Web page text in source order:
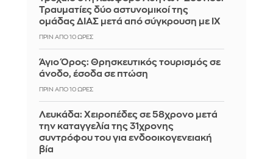
Τραυματίες δύο αστυνομικοί της
ομάδας ΔΙΑΣ μετά από σύγκρουση με ΙΧ
ΠΡΙΝ ΑΠΌ 10 ΏΡΕΣ
Άγιο Όρος: Θρησκευτικός τουρισμός σε
άνοδο, έσοδα σε πτώση
ΠΡΙΝ ΑΠΌ 10 ΏΡΕΣ
Λευκάδα: Χειροπέδες σε 58χρονο μετά
την καταγγελία της 31χρονης
συντρόφου του για ενδοοικογενειακή
βία